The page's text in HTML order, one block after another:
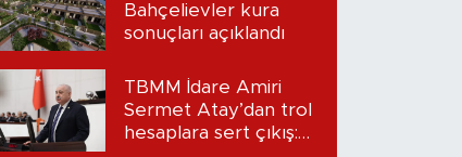
Bahçelievler kura
sonuçları açıklandı
TBMM İdare Amiri
Sermet Atay’dan trol
hesaplara sert çıkış: